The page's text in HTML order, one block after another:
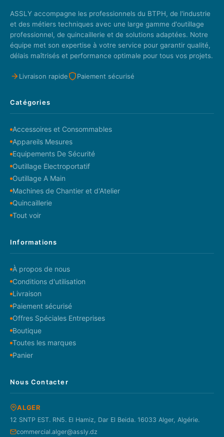
ASSLY accompagne les professionnels du BTPH, de l'industrie
et des métiers techniques avec une large gamme d'outillage
professionnel, de quincaillerie et de solutions adaptées. Notre
équipe met son expertise à votre service pour garantir qualité,
délais maîtrisés et performance optimale pour tous vos projets.
Livraison rapide Paiement sécurisé
Catégories
Accessoires et Consommables
Appareils Mesures
Equipements De Sécurité
Outillage Electroportatif
Outillage A Main
Machines de Chantier et d'Atelier
Quincaillerie
Tout voir
Informations
À propos de nous
Conditions d'utilisation
Livraison
Paiement sécurisé
Offres Spéciales Entreprises
Boutique
Toutes les marques
Panier
Nous Contacter
ALGER
12 SNTP EST. RN5. El Hamiz, Dar El Beida. 16033 Alger, Algérie.
commercial.alger@assly.dz